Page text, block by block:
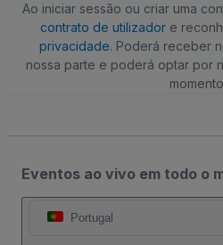
Ao iniciar sessão ou criar uma
contrato de utilizadore
privacidade. Poderá receber
nossa parte e poderá optar por
Eventos ao vivo em todo o
Portugal